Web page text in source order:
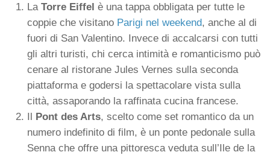
La Torre Eiffel è una tappa obbligata per tutte le
coppie che visitano Parigi nel weekend, anche al di
fuori di San Valentino. Invece di accalcarsi con tutti
gli altri turisti, chi cerca intimità e romanticismo può
cenare al ristorane Jules Vernes sulla seconda
piattaforma e godersi la spettacolare vista sulla
città, assaporando la raffinata cucina francese.
Pont des Arts, scelto come set romantico da un
numero indefinito di film, è un ponte pedonale sulla
Senna che offre una pittoresca veduta sull’Ile de la